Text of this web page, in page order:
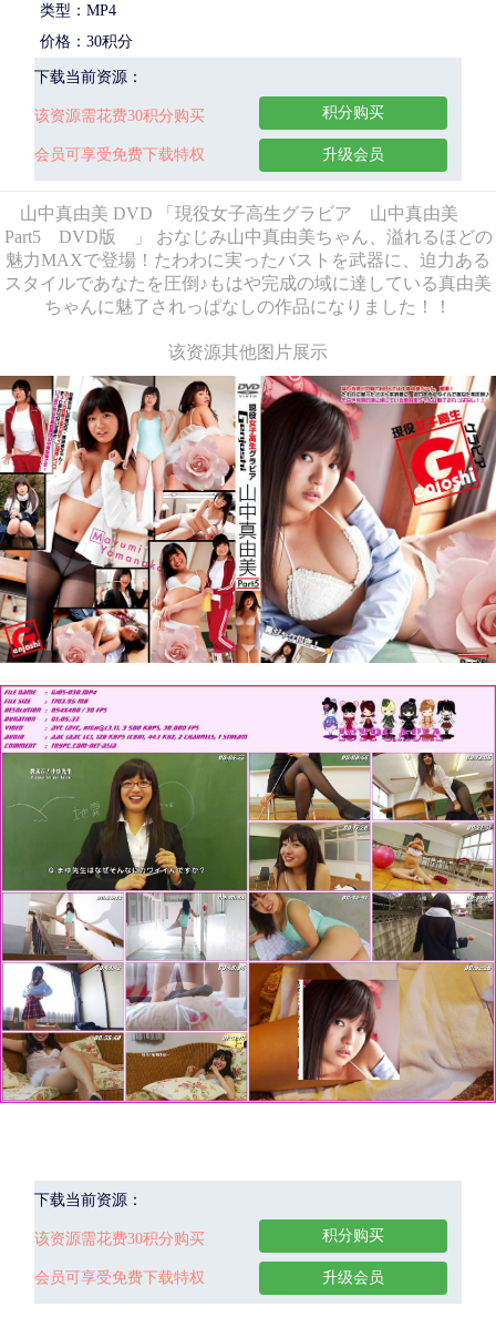
类型：MP4
价格：30积分
下载当前资源：
该资源需花费30积分购买
会员可享受免费下载特权
积分购买
升级会员
山中真由美 DVD 「現役女子高生グラビア 山中真由美
Part5 DVD版 」 おなじみ山中真由美ちゃん、溢れるほどの
魅力MAXで登場！たわわに実ったバストを武器に、迫力ある
スタイルであなたを圧倒♪もはや完成の域に達している真由美
ちゃんに魅了されっぱなしの作品になりました！！
该资源其他图片展示
下载当前资源：
该资源需花费30积分购买
会员可享受免费下载特权
积分购买
升级会员